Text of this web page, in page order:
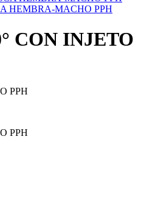
HEMBRA-MACHO PPH
CON INJETO
PPH
PPH